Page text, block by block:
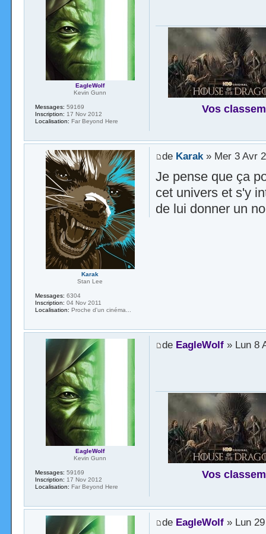
Vos
EagleWolf
Kevin Gunn
Messages: 59169
Inscription: 17 Nov 2012
Localisation: Far Beyond Here
de Karak» Mer 3 Avr
Je pense que ça
cet univers et s'y
de lui donner un
Karak
Stan Lee
Messages: 6304
Inscription: 04 Nov 2011
Localisation: Proche d'un cinéma...
de EagleWolf» Lun 8
Vos
EagleWolf
Kevin Gunn
Messages: 59169
Inscription: 17 Nov 2012
Localisation: Far Beyond Here
de EagleWolf» Lun 29